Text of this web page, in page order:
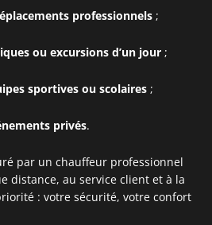
professionnels ;
ou excursions d’un jour ;
sportives ou scolaires ;
privés.
par un chauffeur professionnel
distance, au service client et à la
: votre sécurité, votre confort